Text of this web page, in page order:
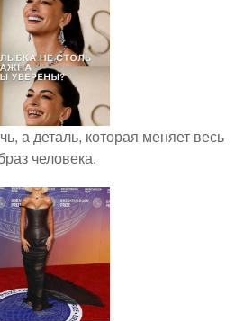
а деталь, которая меняет весь
человека.